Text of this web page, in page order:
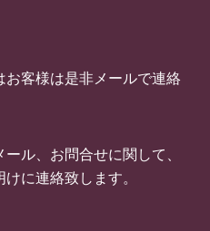
客様は是非メールで連絡
ル、お問合せに関して、
に連絡致します。